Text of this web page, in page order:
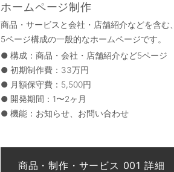
ホームページ制作
商品・サービスと会社・店舗紹介などを含む、
5ページ構成の一般的なホームページです。
● 構成：商品・会社・店舗紹介など5ページ
● 初期制作費：33万円
● 月額保守費：5,500円
● 開発期間：1〜2ヶ月
● 機能：お知らせ、お問い合わせ